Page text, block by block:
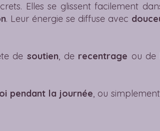
Elles se glissent facilement
. Leur énergie se diffuse avec
de soutien, de recentrage ou de
pendant la journée, ou